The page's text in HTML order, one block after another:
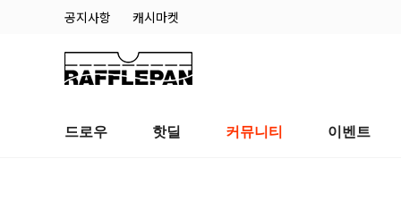
공지사항 캐시마켓
드로우 핫딜 커뮤니티 이벤트